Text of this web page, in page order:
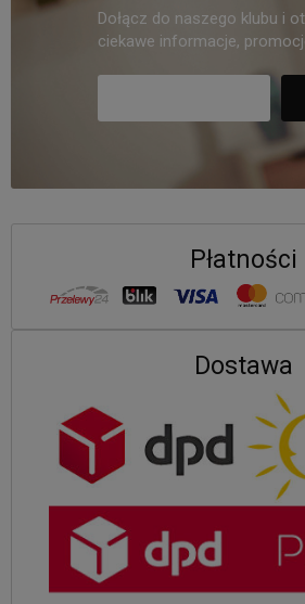
Dołącz do naszego klubu i
ciekawe informacje,
Płatności
Dostawa